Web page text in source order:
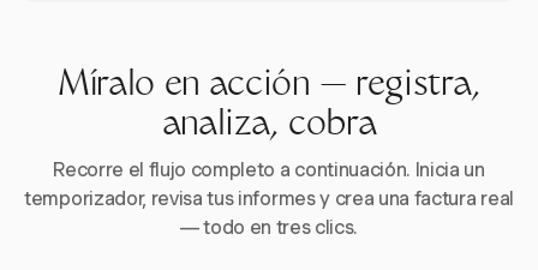
Míralo en acción — registra,
analiza, cobra
Recorre el flujo completo a continuación. Inicia un
temporizador, revisa tus informes y crea una factura real
— todo en tres clics.